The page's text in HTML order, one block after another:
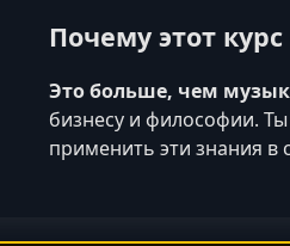
Почему этот
Это больше, чем
бизнесу и философии.
применить эти знания в